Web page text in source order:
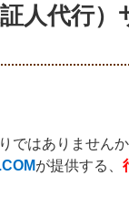
人代行）
ではありません
が提供する、